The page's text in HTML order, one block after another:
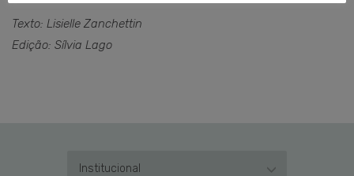
Texto: Lisielle Zanchettin
Edição: Sílvia Lago
Institucional